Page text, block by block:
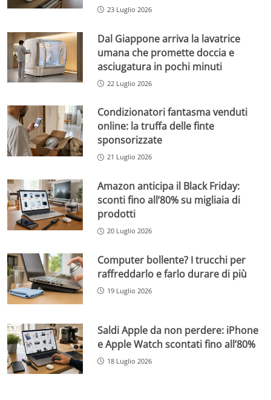
23 Luglio 2026
Dal Giappone arriva la lavatrice
umana che promette doccia e
asciugatura in pochi minuti
22 Luglio 2026
Condizionatori fantasma venduti
online: la truffa delle finte
sponsorizzate
21 Luglio 2026
Amazon anticipa il Black Friday:
sconti fino all’80% su migliaia di
prodotti
20 Luglio 2026
Computer bollente? I trucchi per
raffreddarlo e farlo durare di più
19 Luglio 2026
Saldi Apple da non perdere: iPhone
e Apple Watch scontati fino all’80%
18 Luglio 2026